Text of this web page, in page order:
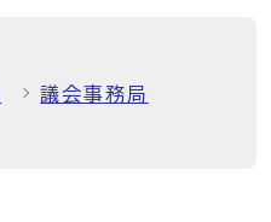
議会事務局